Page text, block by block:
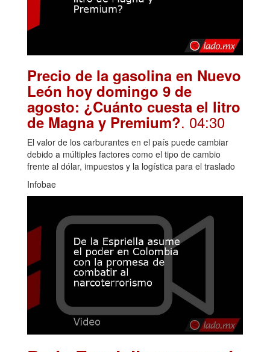
Precio de la gasolina en Nuevo
León hoy domingo 9 de
agosto: ¿Cuánto cuesta el litro
de Magna y Premium?. 04:30
El valor de los carburantes en el país puede cambiar
debido a múltiples factores como el tipo de cambio
frente al dólar, impuestos y la logística para el traslado
Infobae